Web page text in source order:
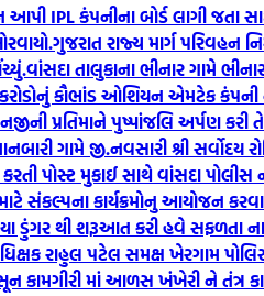
આપી IPL કંપનીના બોર્ડ લાગી
ગુજરાત રાજ્ય માર્ગ પરિવહન
વાંસદા તાલુકાના ભીનાર ગામે
કૌભાંડ ઓશિયન એમટેક કંપની
પ્રતિમાને પુષ્પાંજલિ અર્પણ
ગામે જી.નવસારી શ્રી
પોસ્ટ મુકાઈ સાથે વાંસદા
સંકલ્પના કાર્યક્રમોનુ આયોજન
ડુંગર થી શરૂઆત કરી હવે સફળતા
રાહુલ પટેલ સમક્ષ ખેરગામ
કામગીરી માં આળસ ખંખેરી ને તંત્ર